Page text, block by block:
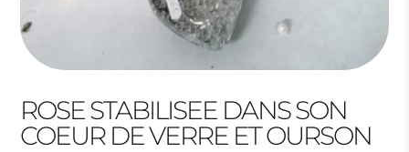
ROSE STABILISEE DANS SON
COEUR DE VERRE ET OURSON